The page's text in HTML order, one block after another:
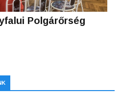
Polgárőrség